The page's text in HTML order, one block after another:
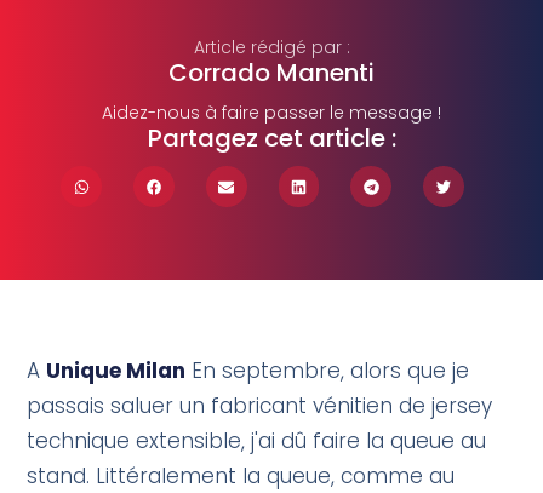
Article rédigé par :
Corrado Manenti
Aidez-nous à faire passer le message !
Partagez cet article :
A Unique Milan En septembre, alors que je
passais saluer un fabricant vénitien de jersey
technique extensible, j'ai dû faire la queue au
stand. Littéralement la queue, comme au